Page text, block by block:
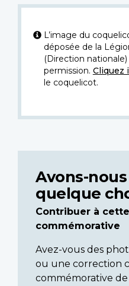
L’image du
déposée de la
(Direction
permission. Cliquez
le coquelicot.
Avons-
quelque
Contribuer à
commémorative
Avez-vous des
ou une correction
commémorative